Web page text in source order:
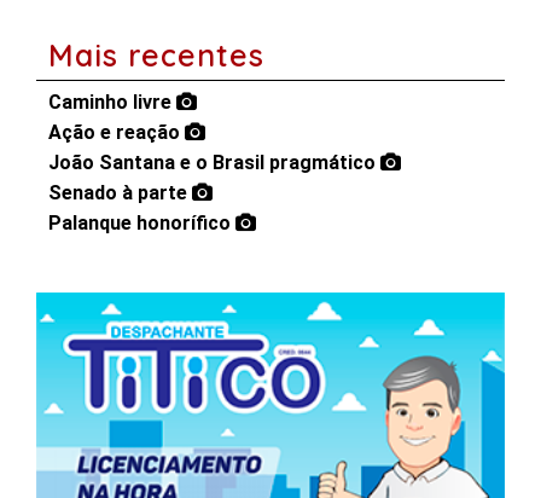
Mais recentes
Caminho livre
Ação e reação
João Santana e o Brasil pragmático
Senado à parte
Palanque honorífico